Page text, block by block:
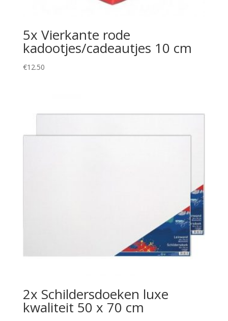
5x Vierkante rode
kadootjes/cadeautjes 10 cm
€12.50
2x Schildersdoeken luxe
kwaliteit 50 x 70 cm